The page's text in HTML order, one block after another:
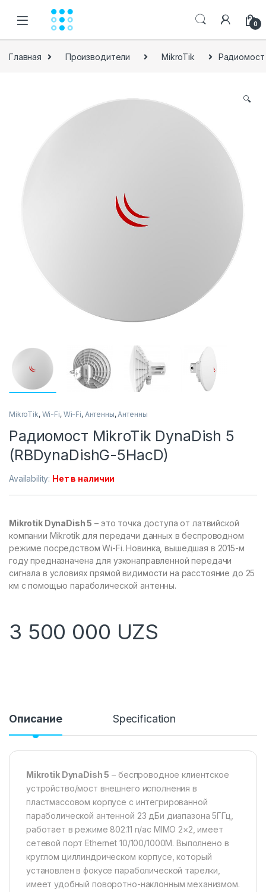
0
Главная Производители MikroTik Радиомост
🔍
MikroTik, Wi-Fi, Wi-Fi, Антенны, Антенны
Радиомост MikroTik DynaDish 5
(RBDynaDishG-5HacD)
Availability: Нет в наличии
Mikrotik DynaDish 5 – это точка доступа от латвийской
компании Mikrotik для передачи данных в беспроводном
режиме посредством Wi-Fi. Новинка, вышедшая в 2015-м
году предназначена для узконаправленной передачи
сигнала в условиях прямой видимости на расстояние до 25
км с помощью параболической антенны.
3 500 000 UZS
Описание Specification
Mikrotik DynaDish 5 – беспроводное клиентское
устройство/мост внешнего исполнения в
пластмассовом корпусе с интегрированной
параболической антенной 23 дБи диапазона 5ГГц,
работает в режиме 802.11 n/ac MIMO 2×2, имеет
сетевой порт Ethernet 10/100/1000M. Выполнено в
круглом циллиндрическом корпусе, который
установлен в фокусе параболической тарелки,
имеет удобный поворотно-наклонным механизмом.